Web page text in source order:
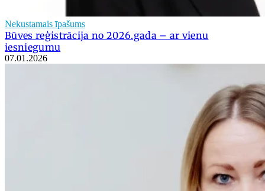
Nekustamais īpašums
Būves reģistrācija no 2026.gada – ar vienu
iesniegumu
07.01.2026